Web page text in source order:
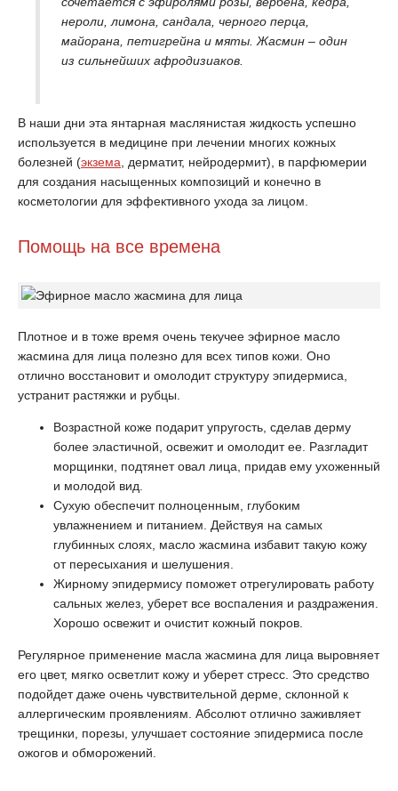
нероли, лимона, сандала, черного перца,
майорана, петигрейна и мяты. Жасмин – один
из сильнейших афродизиаков.
В наши дни эта янтарная маслянистая жидкость успешно
используется в медицине при лечении многих кожных
болезней (экзема , дерматит, нейродермит), в парфюмерии
для создания насыщенных композиций и конечно в
косметологии для эффективного ухода за лицом.
Помощь на все времена
Плотное и в тоже время очень текучее эфирное масло
жасмина для лица полезно для всех типов кожи. Оно
отлично восстановит и омолодит структуру эпидермиса,
устранит растяжки и рубцы.
Возрастной коже подарит упругость, сделав дерму
более эластичной, освежит и омолодит ее. Разгладит
морщинки, подтянет овал лица, придав ему ухоженный
и молодой вид.
Сухую обеспечит полноценным, глубоким
увлажнением и питанием. Действуя на самых
глубинных слоях, масло жасмина избавит такую кожу
от пересыхания и шелушения.
Жирному эпидермису поможет отрегулировать работу
сальных желез, уберет все воспаления и раздражения.
Хорошо освежит и очистит кожный покров.
Регулярное применение масла жасмина для лица выровняет
его цвет, мягко осветлит кожу и уберет стресс. Это средство
подойдет даже очень чувствительной дерме, склонной к
аллергическим проявлениям. Абсолют отлично заживляет
трещинки, порезы, улучшает состояние эпидермиса после
ожогов и обморожений.